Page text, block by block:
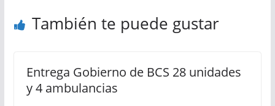
También te puede gustar
Entrega Gobierno de BCS 28 unidades
y 4 ambulancias